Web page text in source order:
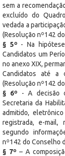
sem a
excluído do
vedada a
(Resolução nº142
§ 5º - Na
Candidatos um
no anexo XIX,
Candidatos até a
(Resolução nº142
§ 6º - A decisão
Secretaria da
admitido,
registrada, e-mail,
segundo
nº142 do Conselho
§ 7º– A